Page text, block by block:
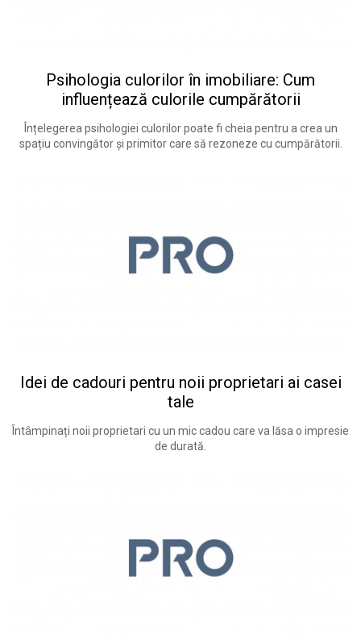
Psihologia culorilor în imobiliare: Cum
influențează culorile cumpărătorii
Înțelegerea psihologiei culorilor poate fi cheia pentru a crea un
spațiu convingător și primitor care să rezoneze cu cumpărătorii.
Idei de cadouri pentru noii proprietari ai casei
tale
Întâmpinați noii proprietari cu un mic cadou care va lăsa o impresie
de durată.